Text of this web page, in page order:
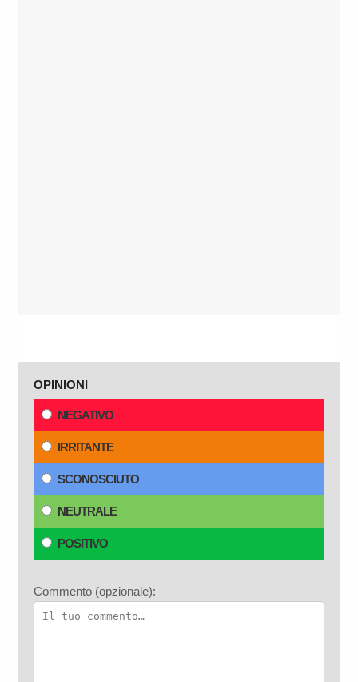
OPINIONI
NEGATIVO
IRRITANTE
SCONOSCIUTO
NEUTRALE
POSITIVO
Commento (opzionale):